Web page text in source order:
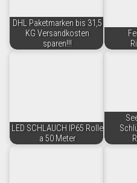
DHL Paketmarken bis 31,5
KG Versandkosten
sparen!!!
LED SCHLAUCH IP65 Rolle
a 50 Meter